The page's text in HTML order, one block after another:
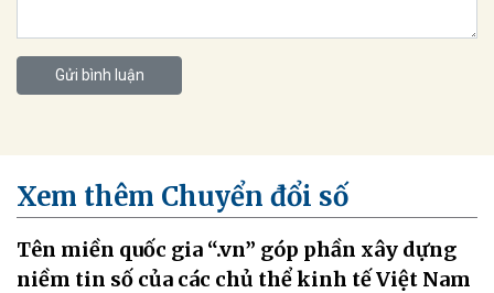
Gửi bình luận
Xem thêm Chuyển đổi số
Tên miền quốc gia “.vn” góp phần xây dựng
niềm tin số của các chủ thể kinh tế Việt Nam